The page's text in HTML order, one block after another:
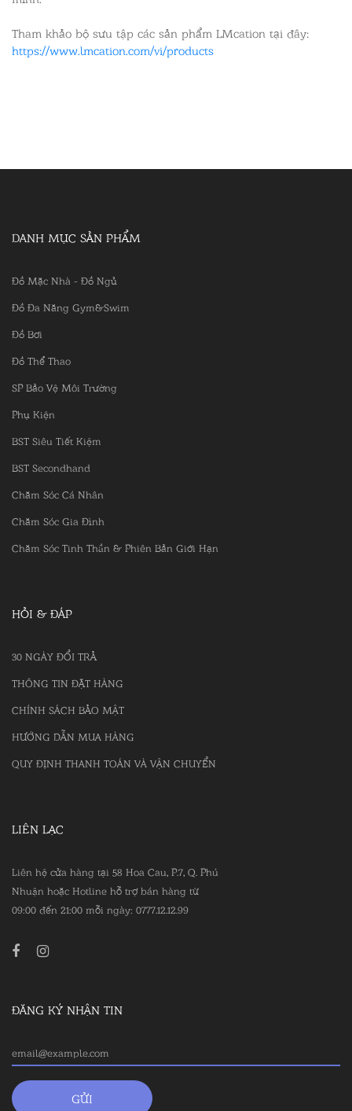
Tham khảo bộ sưu tập các sản phẩm LMcation tại đây:
https://www.lmcation.com/vi/products
DANH MỤC SẢN PHẨM
Đồ Mặc Nhà - Đồ Ngủ
Đồ Đa Năng Gym&Swim
Đồ Bơi
Đồ Thể Thao
SP Bảo Vệ Môi Trường
Phụ Kiện
BST Siêu Tiết Kiệm
BST Secondhand
Chăm Sóc Cá Nhân
Chăm Sóc Gia Đình
Chăm Sóc Tinh Thần & Phiên Bản Giới Hạn
HỎI & ĐÁP
30 NGÀY ĐỔI TRẢ
THÔNG TIN ĐẶT HÀNG
CHÍNH SÁCH BẢO MẬT
HƯỚNG DẪN MUA HÀNG
QUY ĐỊNH THANH TOÁN VÀ VẬN CHUYỂN
LIÊN LẠC
Liên hệ cửa hàng tại 58 Hoa Cau, P.7, Q. Phú
Nhuận hoặc Hotline hỗ trợ bán hàng từ
09:00 đến 21:00 mỗi ngày: 0777.12.12.99
ĐĂNG KÝ NHẬN TIN